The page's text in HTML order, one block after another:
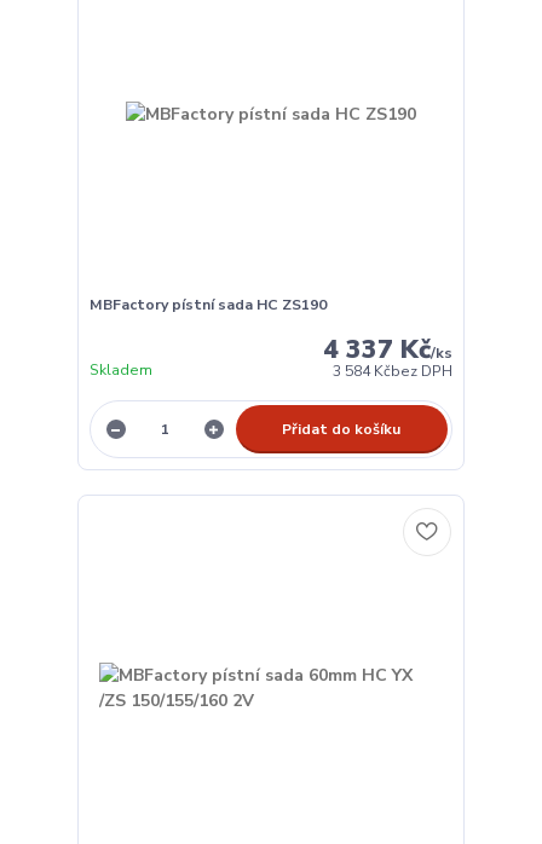
MBFactory pístní sada HC ZS190
4 337 Kč/ks
3 584 Kčbez DPH
Skladem
Přidat do košíku